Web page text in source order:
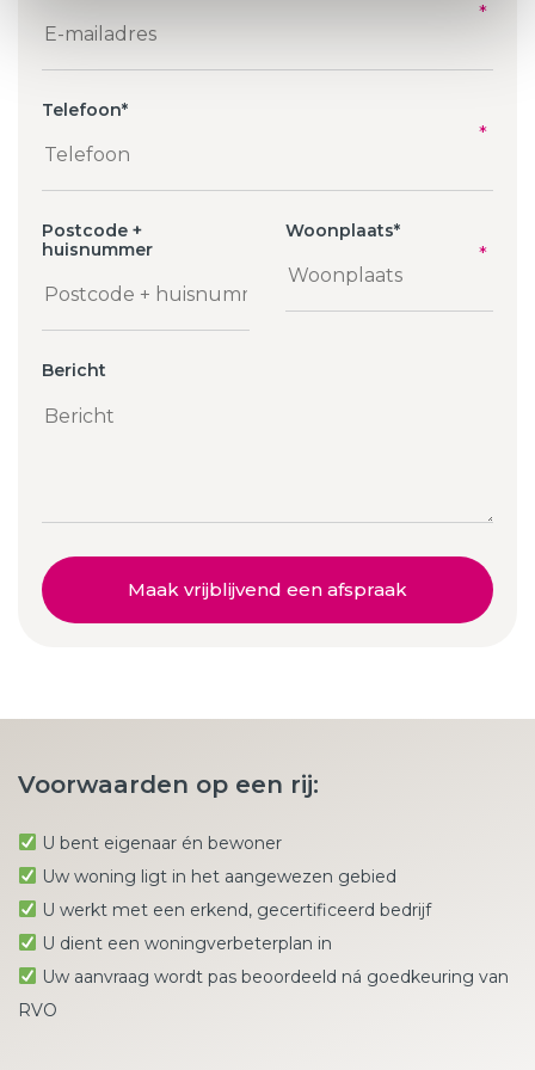
Telefoon*
Postcode +
huisnummer
Woonplaats*
Bericht
Maak vrijblijvend een afspraak
Voorwaarden op een rij:
U bent eigenaar én bewoner
Uw woning ligt in het aangewezen gebied
U werkt met een erkend, gecertificeerd bedrijf
U dient een woningverbeterplan in
Uw aanvraag wordt pas beoordeeld ná goedkeuring van
RVO